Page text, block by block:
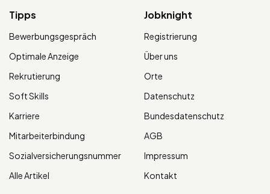
Tipps
Bewerbungsgespräch
Optimale Anzeige
Rekrutierung
Soft Skills
Karriere
Mitarbeiterbindung
Sozialversicherungsnummer
Alle Artikel
Jobknight
Registrierung
Über uns
Orte
Datenschutz
Bundesdatenschutz
AGB
Impressum
Kontakt